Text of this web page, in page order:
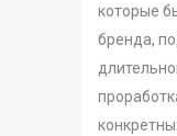
которые
бренда,